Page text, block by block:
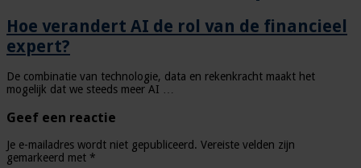
Hoe verandert AI de rol van de financieel
expert?
De combinatie van technologie, data en rekenkracht maakt het
mogelijk dat we steeds meer AI …
Geef een reactie
Je e-mailadres wordt niet gepubliceerd. Vereiste velden zijn
gemarkeerd met *